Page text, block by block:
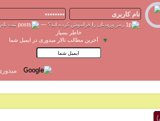
رمز ورودتان را فراموش کرده اید؟ — ثبت نام
خاطر بسپار
آخرین مطالب تالار میدوری در ایمیل شما
✾